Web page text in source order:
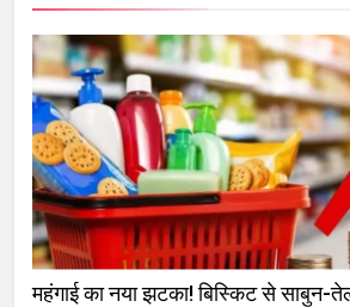
महंगाई का नया झटका! बिस्किट से साबुन-